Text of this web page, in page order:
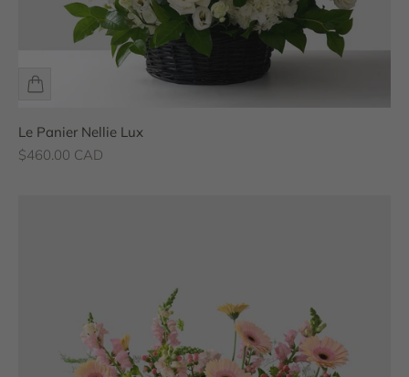
Le Panier Nellie Lux
Prix de vente
$460.00 CAD